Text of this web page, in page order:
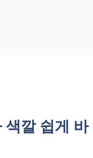
색깔 쉽게 바